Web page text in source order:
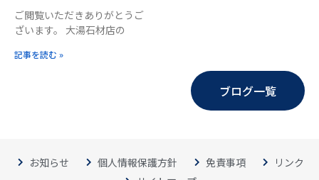
ご閲覧いただきありがとうご
ざいます。 大湯石材店の
記事を読む »
ブログ一覧
お知らせ 個人情報保護方針 免責事項
リンク